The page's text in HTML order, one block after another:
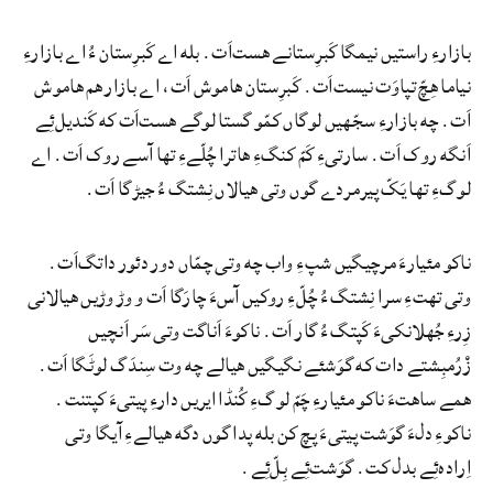
بازارءِ راستیں نیمگا کَبرِستانے هست‌اَت. بله اے کَبرِستان ءُ اے بازارءِ
نیاما هِچّ تپاوَت نیست‌اَت. کَبرِستان هاموش اَت، اے بازار هم هاموش
اَت. چه بازارءِ سجّهیں لوگاں کمّو گستا لوگے هست‌اَت که کَندیل‌ئِے
اَنگه روک اَت. سارتیءِ کَمّ کنگءِ هاترا چُلّےءِ تها آسے روک اَت. اے
لوگءِ تها یَکّ پیرمردے گوں وتی هیالاں نِشتگ ءُ جیڑگا اَت.
ناکو مئیارءَ مرچیگیں شپءِ واب چه وتی چمّاں دور دئور داتگ‌اَت.
وتی تهتءِ سرا نِشتگ ءُ چُلّءِ روکیں آسءَ چارَگا اَت و وڑ وڑیں هیالانی
زِرءِ جُهلانکیءَ کَپتگ ءُ گار اَت. ناکوءَ اَناگت وتی سَر اَنچیں
زْرُمبِشتے دات که گوَشئے نگیگیں هیالے چه وت سِندَگ لوٹَگا اَت.
همے ساهتءَ ناکو مئیارءِ چَمّ لوگءِ کُنڈا ایریں دارءِ پیتیءَ کپتنت.
ناکوءِ دلءَ گوَشت پیتیءَ پچ کن بله پدا گوں دگه هیالےءِ آیگا وتی
اِراده‌ئِے بدل کت. گوَشت‌ئِے بِلّ‌ئِے.